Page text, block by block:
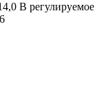
В регулируемое